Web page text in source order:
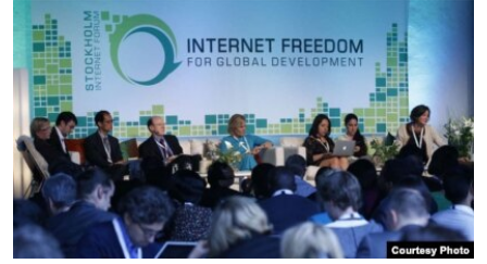
گزارش‌های ویدئویی
English
به ما بپیوندید
زبان‌های دیگر